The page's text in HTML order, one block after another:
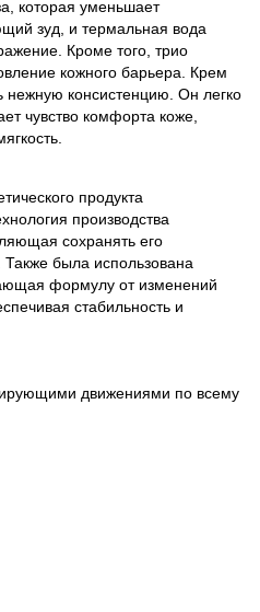
которая уменьшает
зуд, и термальная вода
Кроме того, трио
кожного барьера. Крем
консистенцию. Он легко
чувство комфорта коже,
продукта
производства
сохранять его
была использована
формулу от изменений
стабильность и
движениями по всему